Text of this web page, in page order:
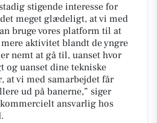
stigende interesse for
meget glædeligt, at vi med
bruge vores platform til at
aktivitet blandt de yngre
nemt at gå til, uanset hvor
og uanset dine tekniske
at vi med samarbejdet får
ud på banerne,” siger
ansvarlig hos